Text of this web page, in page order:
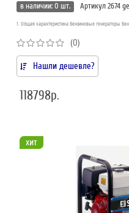
в наличии: 0 шт.
Артикул 2674
1. Общая характеристика Бензиновые генераторы
(0)
Нашли дешевле?
118798р.
хит